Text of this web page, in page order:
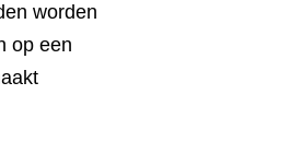
worden
op een